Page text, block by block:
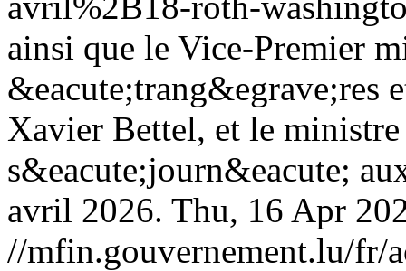
ainsi que le Vice-Premier
&eacute;trang&egrave;res
Xavier Bettel, et le
s&eacute;journ&eacute;
avril 2026. Thu, 16 Apr
//mfin.gouvernement.lu/fr/